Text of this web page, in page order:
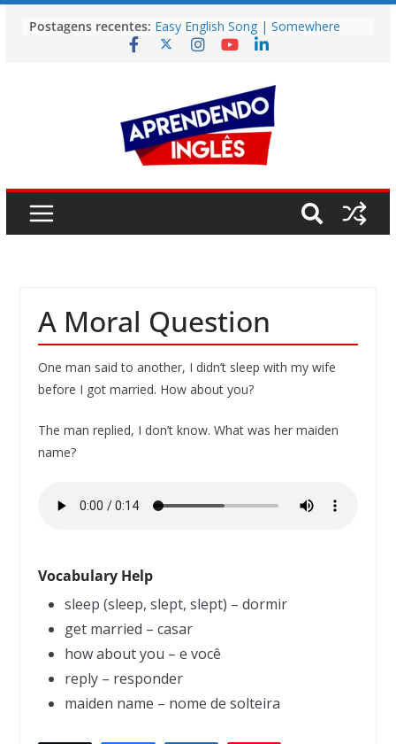
para
Postagens recentes: Easy English Song | Somewhere
Over the Rainbow (Israel
Melody (Alex North)
Vídeo | How I m using NotebookLM
to power up my language learning
Vídeo | Do imaginary friends make
you smarter?
Story | Brasília: The City That Rose
A Moral Question
One man said to another, I didn’t sleep with my wife
before I got married. How about you?
The man replied, I don’t know. What was her maiden
name?
Vocabulary Help
sleep (sleep, slept, slept) – dormir
get married – casar
how about you – e você
reply – responder
maiden name – nome de solteira